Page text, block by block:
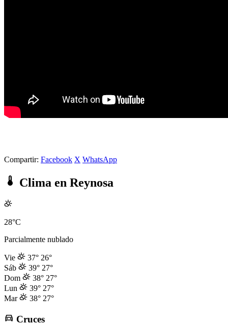
Compartir: Facebook X WhatsApp
Clima en Reynosa
28°C
Parcialmente nublado
Vie 37° 26°
Sáb
39° 27°
Dom
38° 27°
Lun
39° 27°
Mar
38° 27°
Cruces